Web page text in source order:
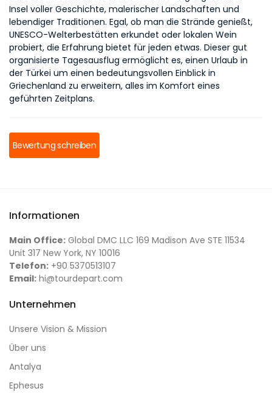
Insel voller Geschichte, malerischer Landschaften und
lebendiger Traditionen. Egal, ob man die Strände genießt,
UNESCO-Welterbestätten erkundet oder lokalen Wein
probiert, die Erfahrung bietet für jeden etwas. Dieser gut
organisierte Tagesausflug ermöglicht es, einen Urlaub in
der Türkei um einen bedeutungsvollen Einblick in
Griechenland zu erweitern, alles im Komfort eines
geführten Zeitplans.
Bewertung schreiben
Informationen
Main Office: Global DMC LLC 169 Madison Ave STE 11534
Unit 317 New York, NY 10016
Telefon: +90 5370513107
Email: hi@tourdepart.com
Unternehmen
Unsere Vision & Mission
Über uns
Antalya
Ephesus